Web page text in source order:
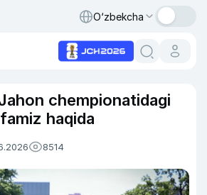
O‘zbekcha
chempionatidagi
haqida
8514